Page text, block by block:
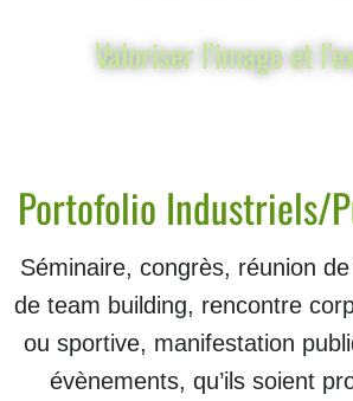
Valoriser l’image et
Portofolio Industriels/
Séminaire, congrès, réunion
de team building, rencontre
ou sportive, manifestation
évènements, qu’ils soient